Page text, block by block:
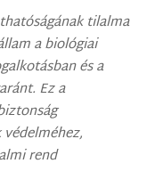
tilalma
a biológiai
és a
Ez a
rend